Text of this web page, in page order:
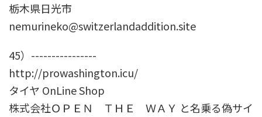
栃木県日光市
nemurineko@switzerlandaddition.site
45）----------------
http://prowashington.icu/
タイヤ OnLine Shop
株式会社ＯＰＥＮ ＴＨＥ ＷＡＹ と名乗る偽サイ